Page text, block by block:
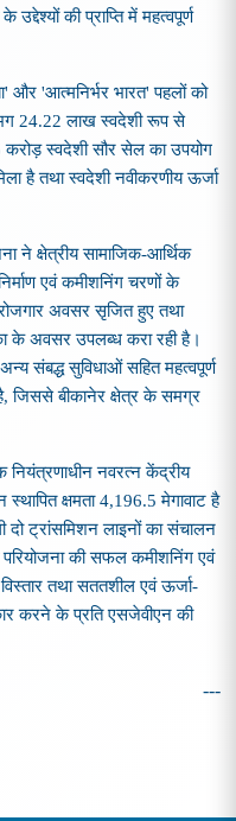
की प्राप्ति में महत्वपूर्ण
' और 'आत्मनिर्भर भारत'पहलों को
24.22लाख स्वदेशी रूप से
करोड़ स्वदेशी सौर सेल का उपयोग
है तथा स्वदेशी नवीकरणीय ऊर्जा
ने क्षेत्रीय सामाजिक-आर्थिक
एवं कमीशनिंग चरणों के
अवसर सृजित हुए तथा
के अवसर उपलब्ध करा रही है।
संबद्ध सुविधाओं सहित महत्वपूर्ण
,जिससे बीकानेर क्षेत्र के समग्र
नियंत्रणाधीन नवरत्न केंद्रीय
क्षमता4,196.5मेगावाट है
दो ट्रांसमिशन लाइनों का संचालन
परियोजना की सफल कमीशनिंग एवं
तथा सततशील एवं ऊर्जा-
करने के प्रति एसजेवीएन की